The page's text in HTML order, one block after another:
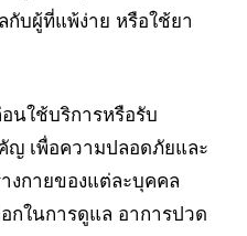
บผู้ที่แพ้ง่าย หรือใช้ยา
นใช้บริการหรือรับ
ญ เพื่อความปลอดภัยและ
งกายของแต่ละบุคคล
กในการดูแล อาการปวด